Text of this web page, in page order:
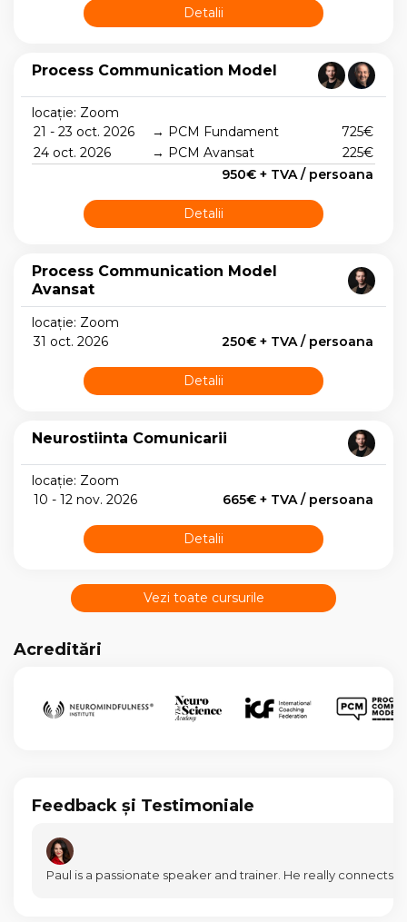
Detalii
Process Communication Model
locație: Zoom
21 - 23 oct. 2026
→ PCM Fundament
725€
24 oct. 2026
→ PCM Avansat
225€
950€ + TVA / persoana
Detalii
Process Communication Model
Avansat
locație: Zoom
31 oct. 2026
250€ + TVA / persoana
Detalii
Neurostiinta Comunicarii
locație: Zoom
10 - 12 nov. 2026
665€ + TVA / persoana
Detalii
Vezi toate cursurile
Acreditări
Feedback și Testimoniale